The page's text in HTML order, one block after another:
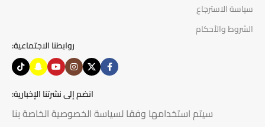
سياسة الاسترجاع
الشروط والأحكام
روابطنا الاجتماعية:
انضم إلى نشرتنا الإخبارية:
سيتم استخدامها وفقا لسياسة الخصوصية الخاصة بنا